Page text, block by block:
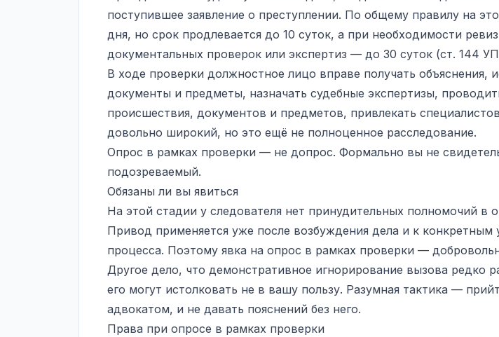
поступившее заявление о преступлении. По общему правилу на
дня, но срок продлевается до 10 суток, а при необходимости
документальных проверок или экспертиз — до 30 суток (ст. 144
В ходе проверки должностное лицо вправе получать объяснения,
документы и предметы, назначать судебные экспертизы,
происшествия, документов и предметов, привлекать
довольно широкий, но это ещё не полноценное расследование.
Опрос в рамках проверки — не допрос. Формально вы не
подозреваемый.
Обязаны ли вы явиться
На этой стадии у следователя нет принудительных полномочий в
Привод применяется уже после возбуждения дела и к конкретным
процесса. Поэтому явка на опрос в рамках проверки —
Другое дело, что демонстративное игнорирование вызова редко
его могут истолковать не в вашу пользу. Разумная тактика —
адвокатом, и не давать пояснений без него.
Права при опросе в рамках проверки